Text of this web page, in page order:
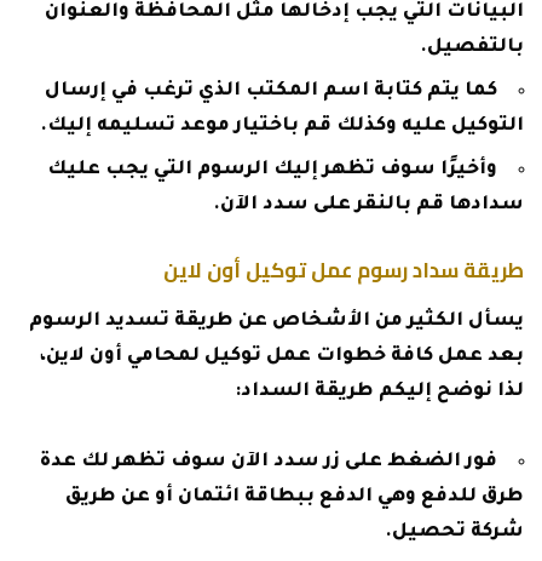
البيانات التي يجب إدخالها مثل المحافظة والعنوان
بالتفصيل.
كما يتم كتابة اسم المكتب الذي ترغب في إرسال
التوكيل عليه وكذلك قم باختيار موعد تسليمه إليك.
وأخيرًا سوف تظهر إليك الرسوم التي يجب عليك
سدادها قم بالنقر على سدد الآن.
طريقة سداد رسوم عمل توكيل أون لاين
يسأل الكثير من الأشخاص عن طريقة تسديد الرسوم
بعد عمل كافة خطوات عمل توكيل لمحامي أون لاين،
لذا نوضح إليكم طريقة السداد:
فور الضغط على زر سدد الآن سوف تظهر لك عدة
طرق للدفع وهي الدفع ببطاقة ائتمان أو عن طريق
شركة تحصيل.